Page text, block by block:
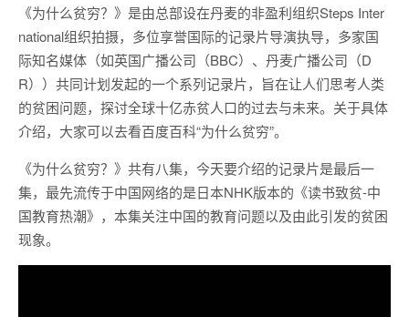
《为什么贫穷？》是由总部设在丹麦的非盈利组织Steps Inter
national组织拍摄，多位享誉国际的记录片导演执导，多家国
际知名媒体（如英国广播公司（BBC）、丹麦广播公司（D
R））共同计划发起的一个系列记录片，旨在让人们思考人类
的贫困问题，探讨全球十亿赤贫人口的过去与未来。关于具体
介绍，大家可以去看百度百科“为什么贫穷”。
《为什么贫穷？》共有八集，今天要介绍的记录片是最后一
集，最先流传于中国网络的是日本NHK版本的《读书致贫-中
国教育热潮》，本集关注中国的教育问题以及由此引发的贫困
现象。